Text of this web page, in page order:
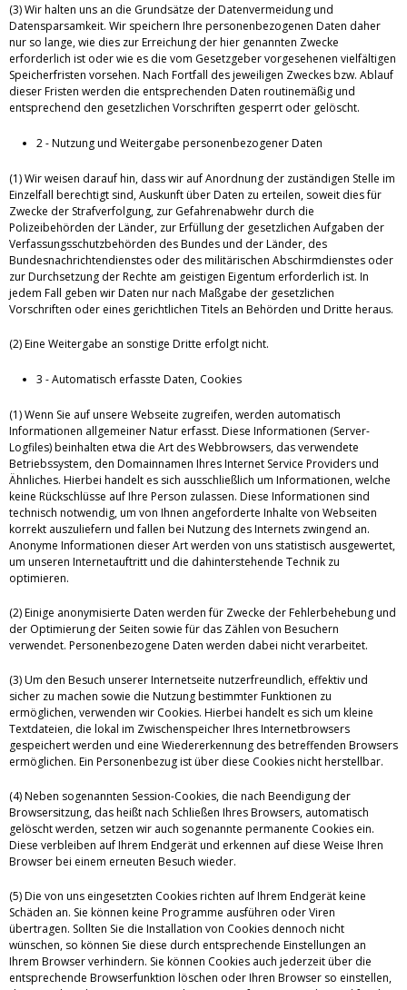
(3) Wir halten uns an die Grundsätze der Datenvermeidung und
Datensparsamkeit. Wir speichern Ihre personenbezogenen Daten daher
nur so lange, wie dies zur Erreichung der hier genannten Zwecke
erforderlich ist oder wie es die vom Gesetzgeber vorgesehenen vielfältigen
Speicherfristen vorsehen. Nach Fortfall des jeweiligen Zweckes bzw. Ablauf
dieser Fristen werden die entsprechenden Daten routinemäßig und
entsprechend den gesetzlichen Vorschriften gesperrt oder gelöscht.
2 - Nutzung und Weitergabe personenbezogener Daten
(1) Wir weisen darauf hin, dass wir auf Anordnung der zuständigen Stelle im
Einzelfall berechtigt sind, Auskunft über Daten zu erteilen, soweit dies für
Zwecke der Strafverfolgung, zur Gefahrenabwehr durch die
Polizeibehörden der Länder, zur Erfüllung der gesetzlichen Aufgaben der
Verfassungsschutzbehörden des Bundes und der Länder, des
Bundesnachrichtendienstes oder des militärischen Abschirmdienstes oder
zur Durchsetzung der Rechte am geistigen Eigentum erforderlich ist. In
jedem Fall geben wir Daten nur nach Maßgabe der gesetzlichen
Vorschriften oder eines gerichtlichen Titels an Behörden und Dritte heraus.
(2) Eine Weitergabe an sonstige Dritte erfolgt nicht.
3 - Automatisch erfasste Daten, Cookies
(1) Wenn Sie auf unsere Webseite zugreifen, werden automatisch
Informationen allgemeiner Natur erfasst. Diese Informationen (Server-
Logfiles) beinhalten etwa die Art des Webbrowsers, das verwendete
Betriebssystem, den Domainnamen Ihres Internet Service Providers und
Ähnliches. Hierbei handelt es sich ausschließlich um Informationen, welche
keine Rückschlüsse auf Ihre Person zulassen. Diese Informationen sind
technisch notwendig, um von Ihnen angeforderte Inhalte von Webseiten
korrekt auszuliefern und fallen bei Nutzung des Internets zwingend an.
Anonyme Informationen dieser Art werden von uns statistisch ausgewertet,
um unseren Internetauftritt und die dahinterstehende Technik zu
optimieren.
(2) Einige anonymisierte Daten werden für Zwecke der Fehlerbehebung und
der Optimierung der Seiten sowie für das Zählen von Besuchern
verwendet. Personenbezogene Daten werden dabei nicht verarbeitet.
(3) Um den Besuch unserer Internetseite nutzerfreundlich, effektiv und
sicher zu machen sowie die Nutzung bestimmter Funktionen zu
ermöglichen, verwenden wir Cookies. Hierbei handelt es sich um kleine
Textdateien, die lokal im Zwischenspeicher Ihres Internetbrowsers
gespeichert werden und eine Wiedererkennung des betreffenden Browsers
ermöglichen. Ein Personenbezug ist über diese Cookies nicht herstellbar.
(4) Neben sogenannten Session-Cookies, die nach Beendigung der
Browsersitzung, das heißt nach Schließen Ihres Browsers, automatisch
gelöscht werden, setzen wir auch sogenannte permanente Cookies ein.
Diese verbleiben auf Ihrem Endgerät und erkennen auf diese Weise Ihren
Browser bei einem erneuten Besuch wieder.
(5) Die von uns eingesetzten Cookies richten auf Ihrem Endgerät keine
Schäden an. Sie können keine Programme ausführen oder Viren
übertragen. Sollten Sie die Installation von Cookies dennoch nicht
wünschen, so können Sie diese durch entsprechende Einstellungen an
Ihrem Browser verhindern. Sie können Cookies auch jederzeit über die
entsprechende Browserfunktion löschen oder Ihren Browser so einstellen,